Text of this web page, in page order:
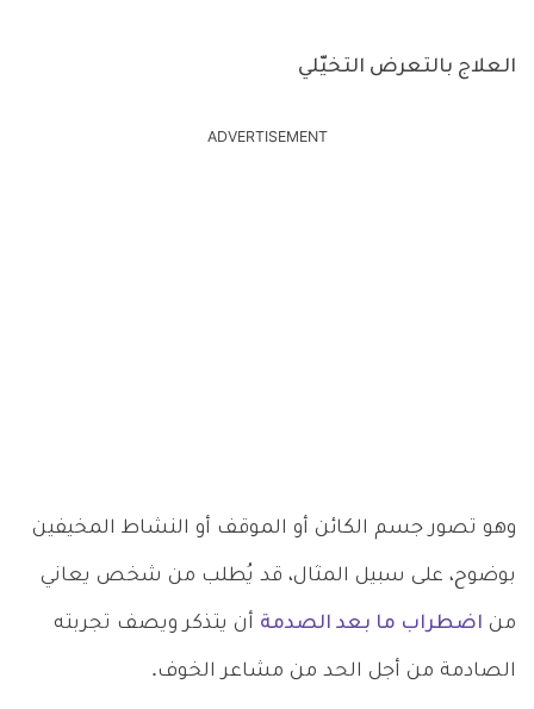
العلاج بالتعرض التخيّلي
ADVERTISEMENT
وهو تصور جسم الكائن أو الموقف أو النشاط المخيفين
بوضوح، على سبيل المثال، قد يُطلب من شخص يعاني
من اضطراب ما بعد الصدمة أن يتذكر ويصف تجربته
الصادمة من أجل الحد من مشاعر الخوف.